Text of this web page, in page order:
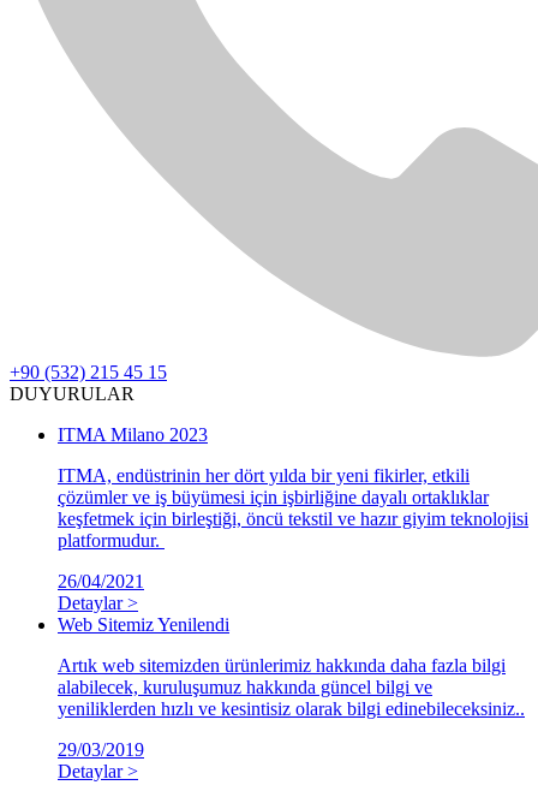
+90 (532) 215 45 15
DUYURULAR
ITMA Milano 2023
ITMA, endüstrinin her dört yılda bir yeni fikirler, etkili
çözümler ve iş büyümesi için işbirliğine dayalı ortaklıklar
keşfetmek için birleştiği, öncü tekstil ve hazır giyim teknolojisi
platformudur.
26/04/2021
Detaylar >
Web Sitemiz Yenilendi
Artık web sitemizden ürünlerimiz hakkında daha fazla bilgi
alabilecek, kuruluşumuz hakkında güncel bilgi ve
yeniliklerden hızlı ve kesintisiz olarak bilgi edinebileceksiniz..
29/03/2019
Detaylar >